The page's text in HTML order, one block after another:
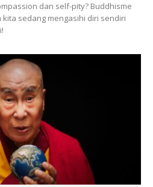
dan self-pity? Buddhisme
sedang mengasihi diri sendiri